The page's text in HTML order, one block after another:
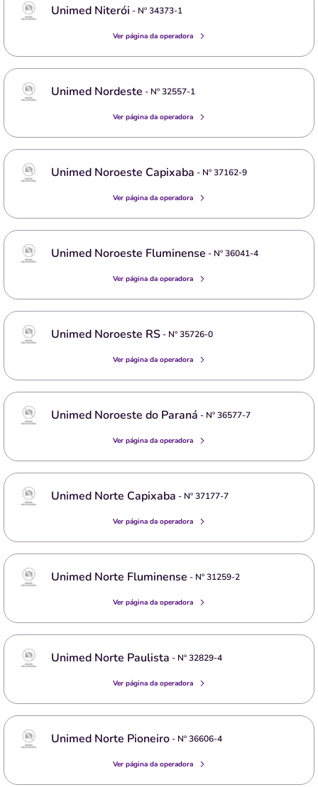
Unimed Niterói - Nº34373-1
Ver página da operadora
Unimed Nordeste - Nº32557-1
Ver página da operadora
Unimed Noroeste Capixaba - Nº37162-9
Ver página da operadora
Unimed Noroeste Fluminense - Nº36041-4
Ver página da operadora
Unimed Noroeste RS- Nº35726-0
Ver página da operadora
Unimed Noroeste do Paraná - Nº36577-7
Ver página da operadora
Unimed Norte Capixaba - Nº37177-7
Ver página da operadora
Unimed Norte Fluminense - Nº31259-2
Ver página da operadora
Unimed Norte Paulista - Nº32829-4
Ver página da operadora
Unimed Norte Pioneiro- Nº36606-4
Ver página da operadora